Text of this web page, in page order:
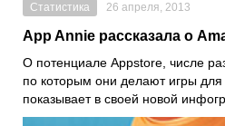
Статистика 26 апреля, 2013
App Annie рассказала о
О потенциале Appstore, числе
по которым они делают игры для
показывает в своей новой